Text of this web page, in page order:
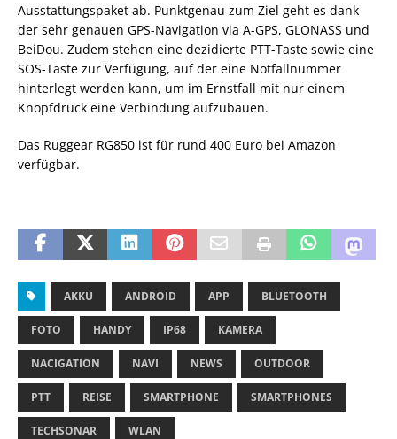
Ausstattungspaket ab. Punktgenau zum Ziel geht es dank
der sehr genauen GPS-Navigation via A-GPS, GLONASS und
BeiDou. Zudem stehen eine dezidierte PTT-Taste sowie eine
SOS-Taste zur Verfügung, auf der eine Notfallnummer
hinterlegt werden kann, um im Ernstfall mit nur einem
Knopfdruck eine Verbindung aufzubauen.
Das Ruggear RG850 ist für rund 400 Euro bei Amazon
verfügbar.
AKKU ANDROID APP BLUETOOTH
FOTO HANDY IP68 KAMERA
NACIGATION NAVI NEWS OUTDOOR
PTT REISE SMARTPHONE SMARTPHONES
TECHSONAR WLAN